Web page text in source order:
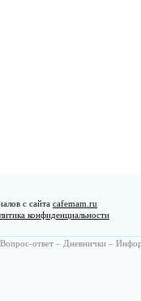
с сайта cafemam.ru
конфиденциальности
Вопрос-ответ – Дневнички –